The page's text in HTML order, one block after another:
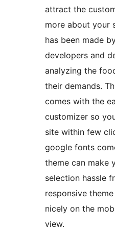
attract the
more about your
has been made
developers and
analyzing the
their demands.
comes with the
customizer so
site within few
google fonts
theme can make
selection hassle
responsive
nicely on the
view.